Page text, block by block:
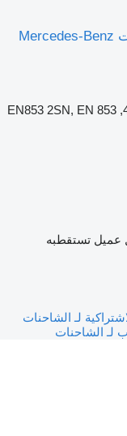
نظام قلاب 1845 L 400.60.337 لـ الشاحنات Mercedes-Benz
400.60.337, 40060337, 400 03 228, 40003228, EN853 2SN, EN 853
عميل تستقطبه
لـ الشاحنات
لـ الشاحنات